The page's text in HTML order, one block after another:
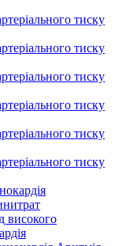
тиску
тиску
тиску
тиску
тиску
тиску
високого